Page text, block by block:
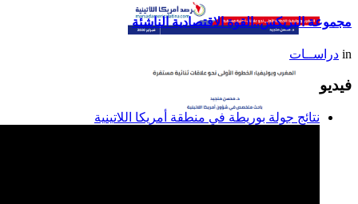
مجموعة البريكس..القوة الاقتصادية الناشئة
in دراســات
فيديو
نتائج جولة بوريطة في منطقة أمريكا اللاتينية